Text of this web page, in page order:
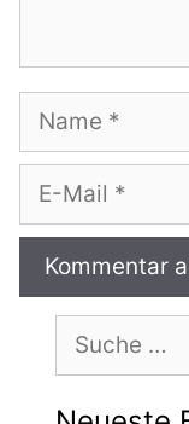
Name
E-
Mail
nach: